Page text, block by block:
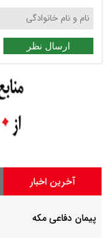
ارسال نظر
آخرین اخبار
پیمان دفاعی مکه